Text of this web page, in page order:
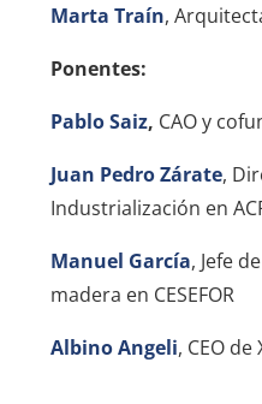
Marta Traín,
Ponentes:
Pablo Saiz, CAO y
Juan Pedro Zárate,
Industrialización en
Manuel García, Jefe
madera en CESEFOR
Albino Angeli, CEO